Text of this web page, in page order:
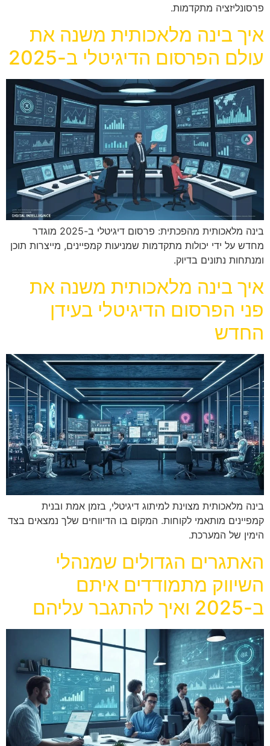
פרסונליזציה מתקדמות.
איך בינה מלאכותית משנה את
עולם הפרסום הדיגיטלי ב-2025
בינה מלאכותית מהפכתית: פרסום דיגיטלי ב-2025 מוגדר
מחדש על ידי יכולות מתקדמות שמניעות קמפיינים, מייצרות תוכן
ומנתחות נתונים בדיוק.
איך בינה מלאכותית משנה את
פני הפרסום הדיגיטלי בעידן
החדש
בינה מלאכותית מצוינת למיתוג דיגיטלי, בזמן אמת ובנית
קמפיינים מותאמי לקוחות. המקום בו הדיווחים שלך נמצאים בצד
הימין של המערכת.
האתגרים הגדולים שמנהלי
השיווק מתמודדים איתם
ב-2025 ואיך להתגבר עליהם